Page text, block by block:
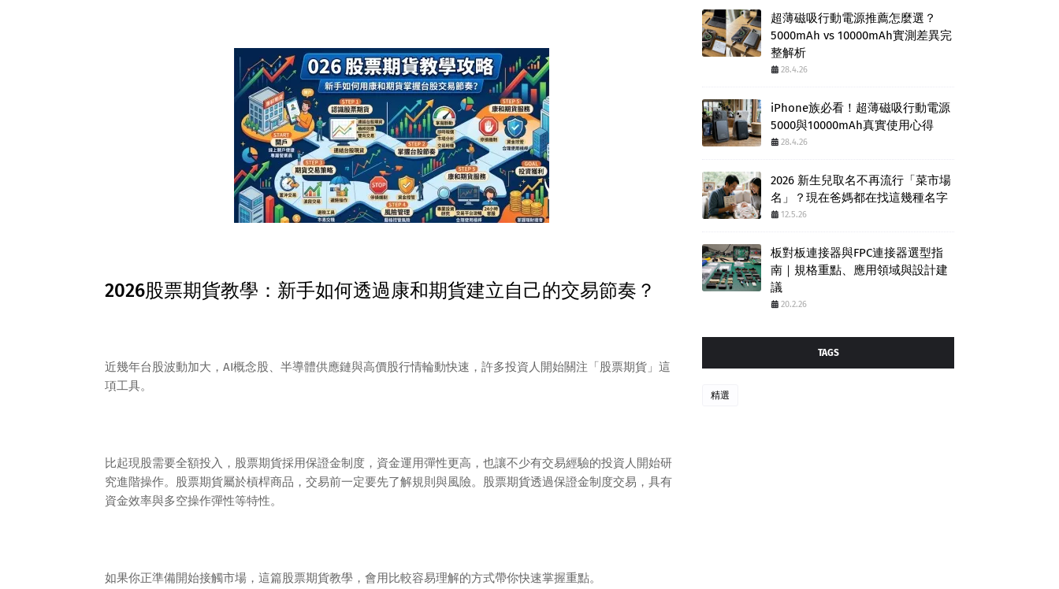
2026股票期貨教學：新手如何透過康和期貨建立自己的交易節奏？
近幾年台股波動加大，AI概念股、半導體供應鏈與高價股行情輪動快速，許多投資人開始關注「股票期貨」這
項工具。
比起現股需要全額投入，股票期貨採用保證金制度，資金運用彈性更高，也讓不少有交易經驗的投資人開始研
究進階操作。股票期貨屬於槓桿商品，交易前一定要先了解規則與風險。股票期貨透過保證金制度交易，具有
資金效率與多空操作彈性等特性。
如果你正準備開始接觸市場，這篇股票期貨教學，會用比較容易理解的方式帶你快速掌握重點。
超薄磁吸行動電源推薦怎麼選？
5000mAh vs 10000mAh實測差異完
整解析
28.4.26
iPhone族必看！超薄磁吸行動電源
5000與10000mAh真實使用心得
28.4.26
2026 新生兒取名不再流行「菜市場
名」？現在爸媽都在找這幾種名字
12.5.26
板對板連接器與FPC連接器選型指
南｜規格重點、應用領域與設計建
議
20.2.26
TAGS
精選